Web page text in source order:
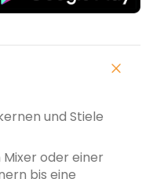
und Stiele
oder einer
bis eine